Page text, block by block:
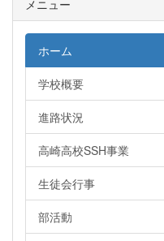
メニュー
ホーム
学校概要
進路状況
高崎高校SSH事業
生徒会行事
部活動